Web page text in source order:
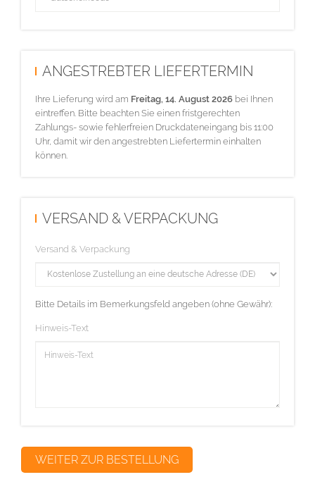
ANGESTREBTER LIEFERTERMIN
Ihre Lieferung wird am Freitag, 14. August 2026 bei Ihnen
eintreffen. Bitte beachten Sie einen fristgerechten
Zahlungs- sowie fehlerfreien Druckdateneingang bis 11:00
Uhr, damit wir den angestrebten Liefertermin einhalten
können.
VERSAND & VERPACKUNG
Versand & Verpackung
Bitte Details im Bemerkungsfeld angeben (ohne Gewähr):
Hinweis-Text